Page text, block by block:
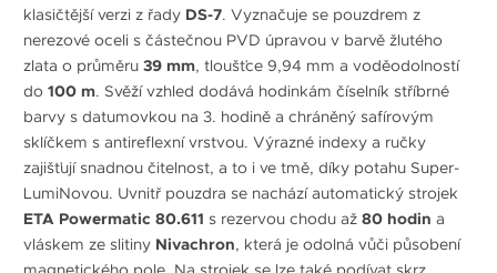
klasičtější verzi z řady DS-7. Vyznačuje se pouzdrem z
nerezové oceli s částečnou PVD úpravou v barvě žlutého
zlata o průměru 39 mm, tloušťce 9,94 mm a voděodolností
do 100 m. Svěží vzhled dodává hodinkám číselník stříbrné
barvy s datumovkou na 3. hodině a chráněný safírovým
sklíčkem s antireflexní vrstvou. Výrazné indexy a ručky
zajišťují snadnou čitelnost, a to i ve tmě, díky potahu Super-
LumiNovou. Uvnitř pouzdra se nachází automatický strojek
ETA Powermatic 80.611 s rezervou chodu až 80 hodin a
vláskem ze slitiny Nivachron, která je odolná vůči působení